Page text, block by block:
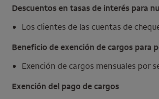
Descuentos en tasas de interés para
Los clientes de las cuentas de
Beneficio de exención de cargos para
Exención de cargos mensuales por
Exención del pago de cargos